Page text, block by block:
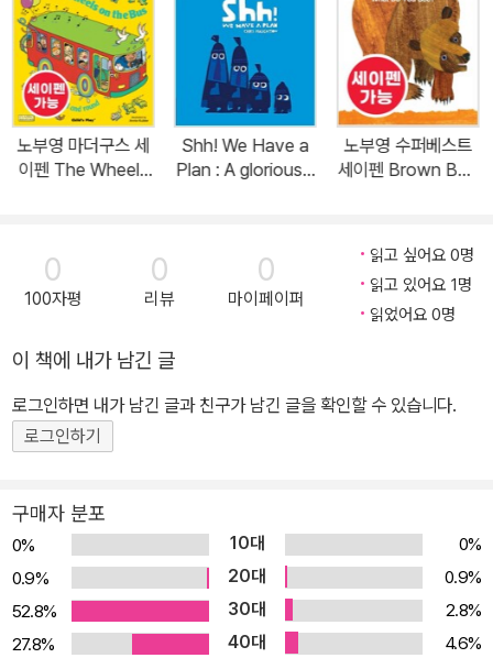
노부영 마더구스 세
이펜 The Wheels
Shh! We Have a
Plan : A gloriously
ents' Choice Awar
d (Paperback)
노부영 수퍼베스트
세이펜 Brown Bea
(Paperback)
0
100자평
0
리뷰
0
마이페이퍼
읽고 싶어요 0명
읽고 있어요 1명
읽었어요 0명
이 책에 내가 남긴 글
로그인하면 내가 남긴 글과 친구가 남긴 글을 확인할 수 있습니다.
로그인하기
구매자 분포
0% 10대
0%
0.9%
20대
0.9%
52.8%
30대
2.8%
27.8%
40대
4.6%